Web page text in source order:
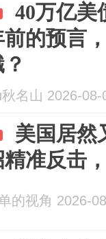
40万亿美
前的预言
秋名山 2026-08-
美国居然
精准反击
的视角 2026-